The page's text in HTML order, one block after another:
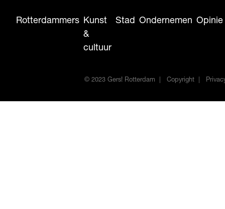
Rotterdammers Kunst
&
cultuur
Stad Ondernemen Opinie
© 2023 Gers! Rotterdam Copyright